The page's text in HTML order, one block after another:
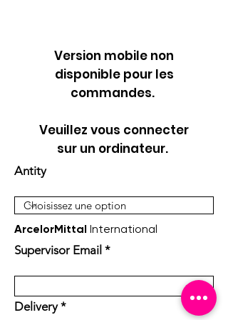
Version mobile non
disponible pour les
commandes.
Veuillez vous connecter
sur un ordinateur.
Antity
ArcelorMittal International
Supervisor Email
Delivery *